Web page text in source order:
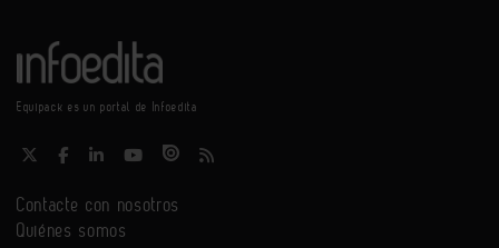
Equipack es un portal de Infoedita
Contacte con nosotros
Quiénes somos